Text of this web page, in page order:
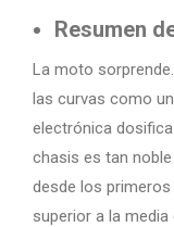
Resumen
La moto
las curvas como
electrónica
chasis es tan
desde los
superior a la